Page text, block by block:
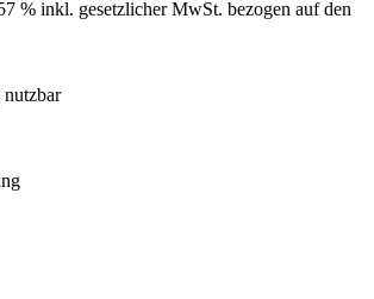
% inkl. gesetzlicher MwSt. bezogen auf den